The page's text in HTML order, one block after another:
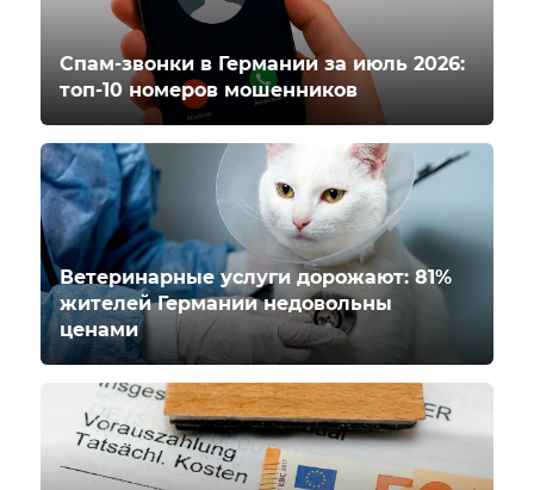
Спам-звонки в Германии за июль 2026:
топ-10 номеров мошенников
Ветеринарные услуги дорожают: 81%
жителей Германии недовольны
ценами